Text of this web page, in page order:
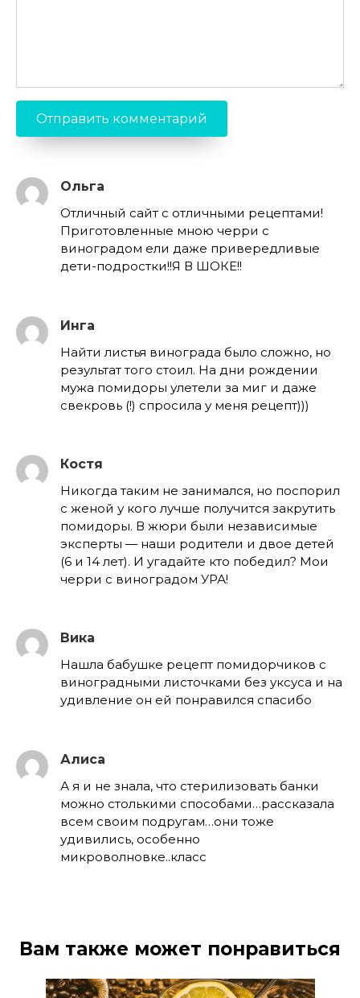
Ольга
Отличный сайт с отличными рецептами!
Приготовленные мною черри с
виноградом ели даже привередливые
дети-подростки!!Я В ШОКЕ!!
Инга
Найти листья винограда было сложно, но
результат того стоил. На дни рождении
мужа помидоры улетели за миг и даже
свекровь (!) спросила у меня рецепт)))
Костя
Никогда таким не занимался, но поспорил
с женой у кого лучше получится закрутить
помидоры. В жюри были независимые
эксперты — наши родители и двое детей
(6 и 14 лет). И угадайте кто победил? Мои
черри с виноградом УРА!
Вика
Нашла бабушке рецепт помидорчиков с
виноградными листочками без уксуса и на
удивление он ей понравился спасибо
Алиса
А я и не знала, что стерилизовать банки
можно столькими способами…рассказала
всем своим подругам…они тоже
удивились, особенно
микроволновке..класс
Вам также может понравиться